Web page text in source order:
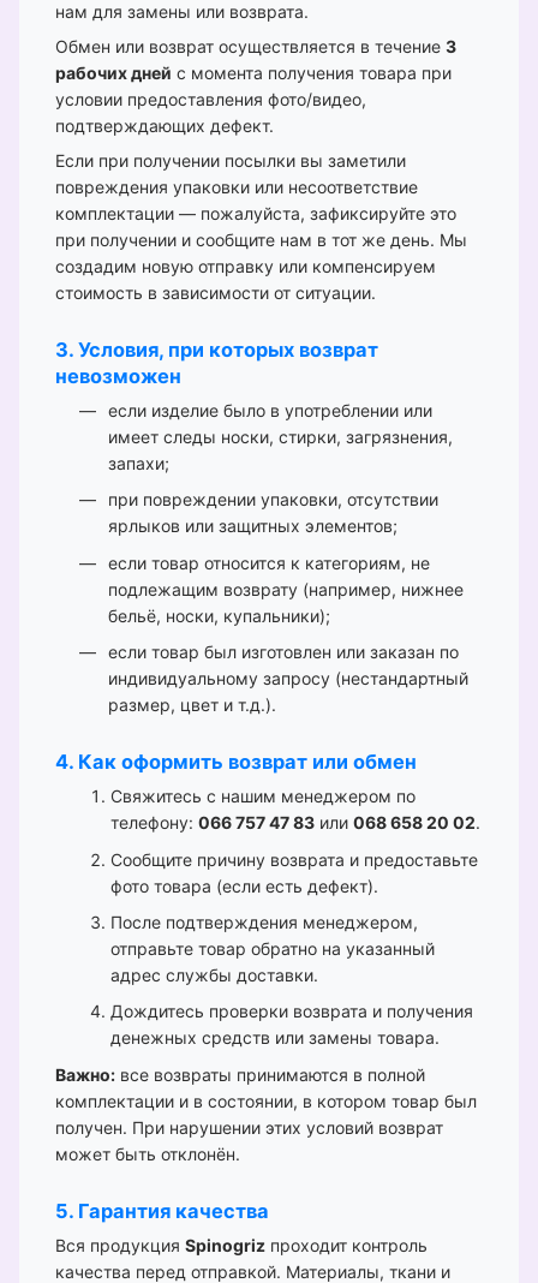
нам для замены или возврата.
Обмен или возврат осуществляется в течение 3
рабочих дней с момента получения товара при
условии предоставления фото/видео,
подтверждающих дефект.
Если при получении посылки вы заметили
повреждения упаковки или несоответствие
комплектации — пожалуйста, зафиксируйте это
при получении и сообщите нам в тот же день. Мы
создадим новую отправку или компенсируем
стоимость в зависимости от ситуации.
3. Условия, при которых возврат
невозможен
если изделие было в употреблении или
имеет следы носки, стирки, загрязнения,
запахи;
при повреждении упаковки, отсутствии
ярлыков или защитных элементов;
если товар относится к категориям, не
подлежащим возврату (например, нижнее
бельё, носки, купальники);
если товар был изготовлен или заказан по
индивидуальному запросу (нестандартный
размер, цвет и т.д.).
4. Как оформить возврат или обмен
Свяжитесь с нашим менеджером по
телефону: 066 757 47 83 или 068 658 20 02.
Сообщите причину возврата и предоставьте
фото товара (если есть дефект).
После подтверждения менеджером,
отправьте товар обратно на указанный
адрес службы доставки.
Дождитесь проверки возврата и получения
денежных средств или замены товара.
Важно: все возвраты принимаются в полной
комплектации и в состоянии, в котором товар был
получен. При нарушении этих условий возврат
может быть отклонён.
5. Гарантия качества
Вся продукция Spinogriz проходит контроль
качества перед отправкой. Материалы, ткани и